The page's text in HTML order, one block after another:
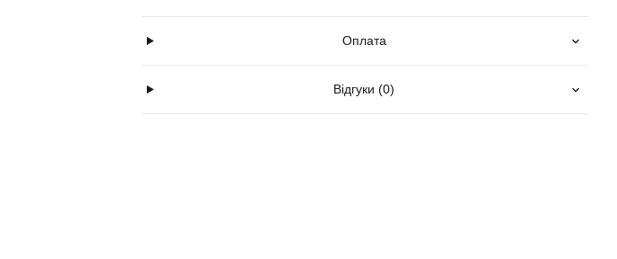
Оплата
Відгуки (0)